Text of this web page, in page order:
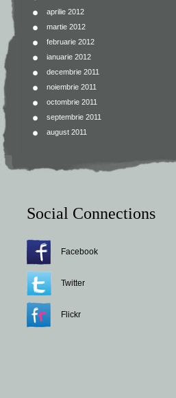
aprilie 2012
martie 2012
februarie 2012
ianuarie 2012
decembrie 2011
noiembrie 2011
octombrie 2011
septembrie 2011
august 2011
Social Connections
Facebook
Twitter
Flickr